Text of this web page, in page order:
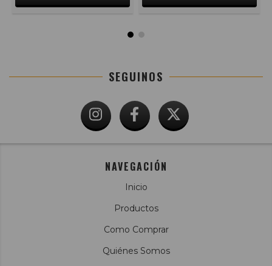
SEGUINOS
NAVEGACIÓN
Inicio
Productos
Como Comprar
Quiénes Somos